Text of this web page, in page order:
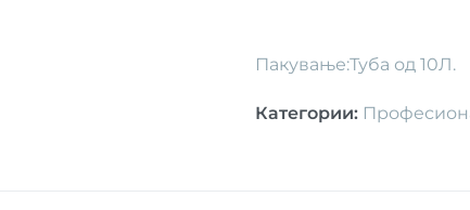
Пакување:Туба од 10Л.
Категории: